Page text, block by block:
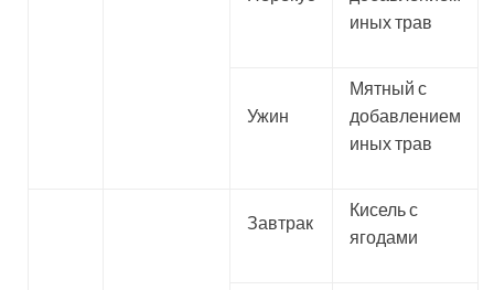
иных трав
Ужин
Мятный с
добавлением
иных трав
Завтрак
Кисель с
ягодами